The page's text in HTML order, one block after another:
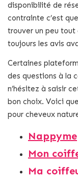
disponibilité de
contrainte c’est
trouver un peu tout
toujours les avis
Certaines
des questions à la
n’hésitez à saisir
bon choix. Voici
pour cheveux
Nappyme
Mon
Ma